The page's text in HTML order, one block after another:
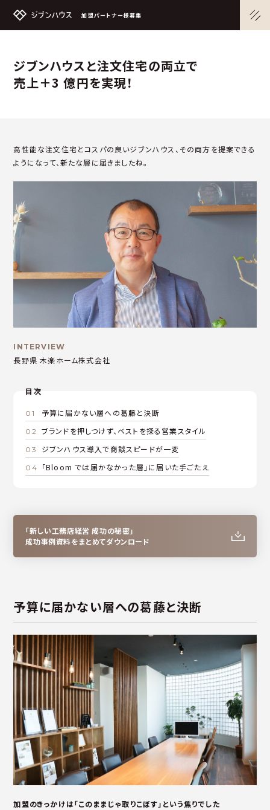
加盟パートナー様募集
ジブンハウスと注文住宅の両立で
売上＋3 億円を実現！
高性能な注文住宅とコスパの良いジブンハウス、その両方を提案できる
ようになって、新たな層に届きましたね。
INTERVIEW
⻑野県 木楽ホーム株式会社
目次
予算に届かない層への葛藤と決断
ブランドを押しつけず、ベストを探る営業スタイル
ジブンハウス導入で商談スピードが一変
「Bloom では届かなかった層」に届いた手ごたえ
「新しい工務店経営 成功の秘密」
成功事例資料をまとめてダウンロード
予算に届かない層への葛藤と決断
加盟のきっかけは「このままじゃ取りこぼす」という焦りでした